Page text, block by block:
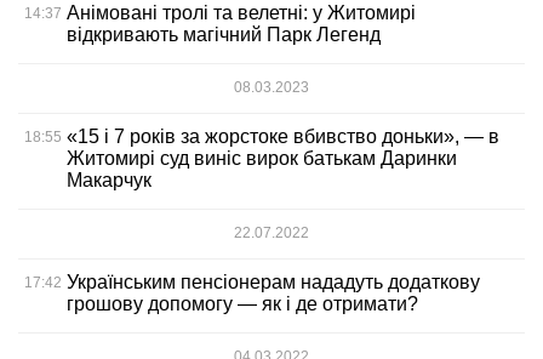
14:37 Анімовані тролі та велетні: у Житомирі
відкривають магічний Парк Легенд
08.03.2023
18:55 «15 і 7 років за жорстоке вбивство доньки», — в
Житомирі суд виніс вирок батькам Даринки
Макарчук
22.07.2022
17:42 Українським пенсіонерам нададуть додаткову
грошову допомогу — як і де отримати?